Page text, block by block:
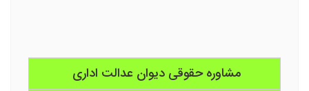
مشاوره حقوقی دیوان عدالت اداری